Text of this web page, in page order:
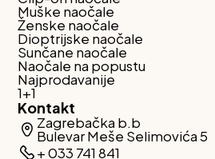
Muške naočale
Ženske naočale
Dioptrijske naočale
Sunčane naočale
Naočale na popustu
Najprodavanije
1+1
Kontakt
Zagrebačka b.b
Bulevar Meše Selimovića 5
+ 033 741 841